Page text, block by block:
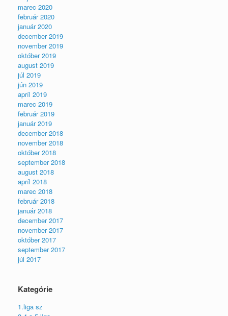
marec 2020
február 2020
január 2020
december 2019
november 2019
október 2019
august 2019
júl 2019
jún 2019
apríl 2019
marec 2019
február 2019
január 2019
december 2018
november 2018
október 2018
september 2018
august 2018
apríl 2018
marec 2018
február 2018
január 2018
december 2017
november 2017
október 2017
september 2017
júl 2017
Kategórie
1.liga sz